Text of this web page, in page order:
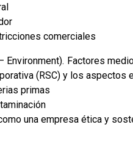
comerciales
Environment). Factores
(RSC) y los aspectos
primas
una empresa ética y